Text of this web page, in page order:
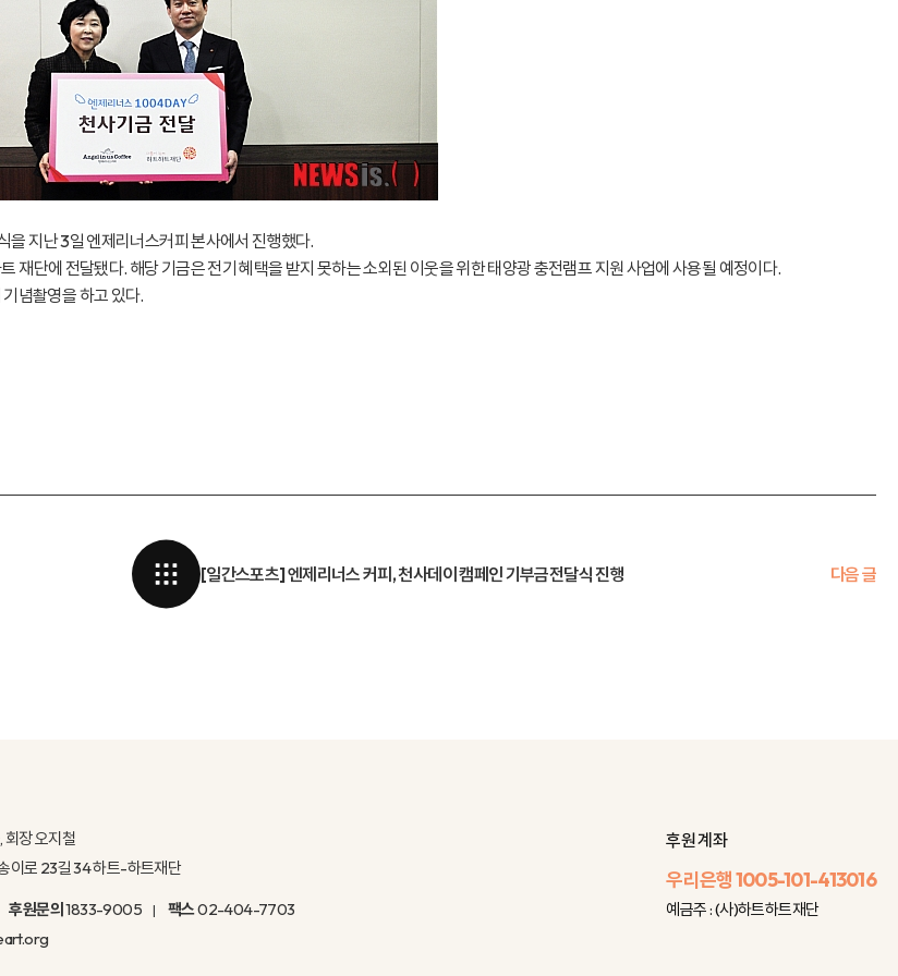
지난 3일 엔제리너스커피 본사에서 진행했다.
재단에 전달됐다. 해당 기금은 전기 혜택을 받지 못하는 소외된 이웃을 위한 태양광 충전램프 지원 사업에 사용될 예정이다.
념촬영을 하고 있다.
[일간스포츠] 엔제리너스 커피, 천사데이 캠페인 기부금전달식 진행 다음 글
회장 오지철
이로 23길 34 하트-하트재단
후원문의1833-9005 팩스02-404-7703
후원 계좌
우리은행1005-101-413016
예금주 : (사)하트하트재단